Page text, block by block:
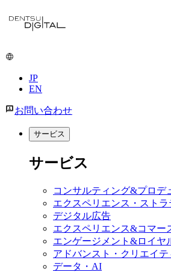
JP
EN
お問い合わせ
サービス
サービス
コンサルティング&プロデ
エクスペリエンス・ストラ
デジタル広告
エクスペリエンス&コマー
エンゲージメント&ロイヤ
アドバンスト・クリエイテ
データ・AI